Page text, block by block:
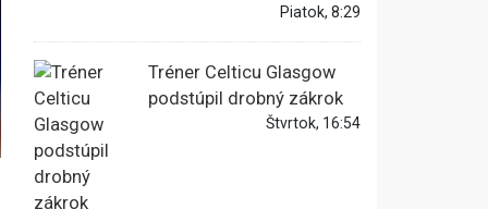
Piatok, 8:29
Tréner Celticu Glasgow
podstúpil drobný zákrok
Štvrtok, 16:54